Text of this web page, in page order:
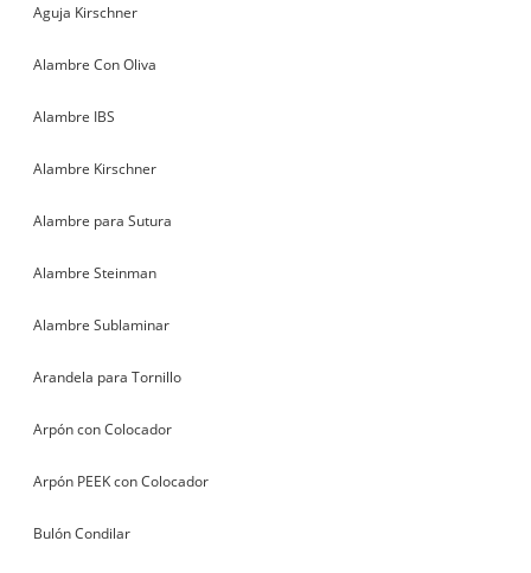
Aguja Kirschner
Alambre Con Oliva
Alambre IBS
Alambre Kirschner
Alambre para Sutura
Alambre Steinman
Alambre Sublaminar
Arandela para Tornillo
Arpón con Colocador
Arpón PEEK con Colocador
Bulón Condilar